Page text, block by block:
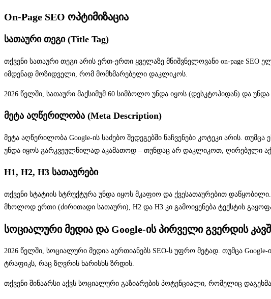
On-Page SEO ოპტიმიზაცია
სათაური თეგი (Title Tag)
თქვენი სათაური თეგი არის ერთ-ერთი ყველაზე მნიშვნელოვანი on-page SEO
იმდენად მოზიდველი, რომ მომხმარებელი დაკლიკოს.
2026 წელში, სათაური მაქსიმუმ 60 სიმბოლო უნდა იყოს (დესკტოპიდან) და
მეტა აღწერილობა (Meta Description)
მეტა აღწერილობა Google-ის საძებო შედეგებში ნაჩვენები კოტეკი არის.
უნდა იყოს გარკვეულწილად აკამათოდ – თუნდაც არ დაკლიკოთ, ღირებული
H1, H2, H3 სათაურები
თქვენი სტატიის სტრუქტურა უნდა იყოს მკაფიო და ქვესათაურებით
მხოლოდ ერთი (ძირითადი სათაური), H2 და H3 კი გამოიყენება ტექსტის
სოციალური მედია და Google-ის პირველი გვერდის
2026 წელში, სოციალური მედია აერთიანებს SEO-ს უფრო მეტად. თუმცა
ტრაფიკს, რაც ზღვრის ხარისხს ზრდის.
თქვენი შინაარსი აქვს სოციალური გაზიარების პოტენციალი, რომელიც